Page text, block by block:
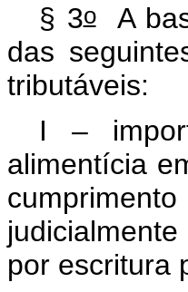
§ 3oA
das
I –
alimentícia
por